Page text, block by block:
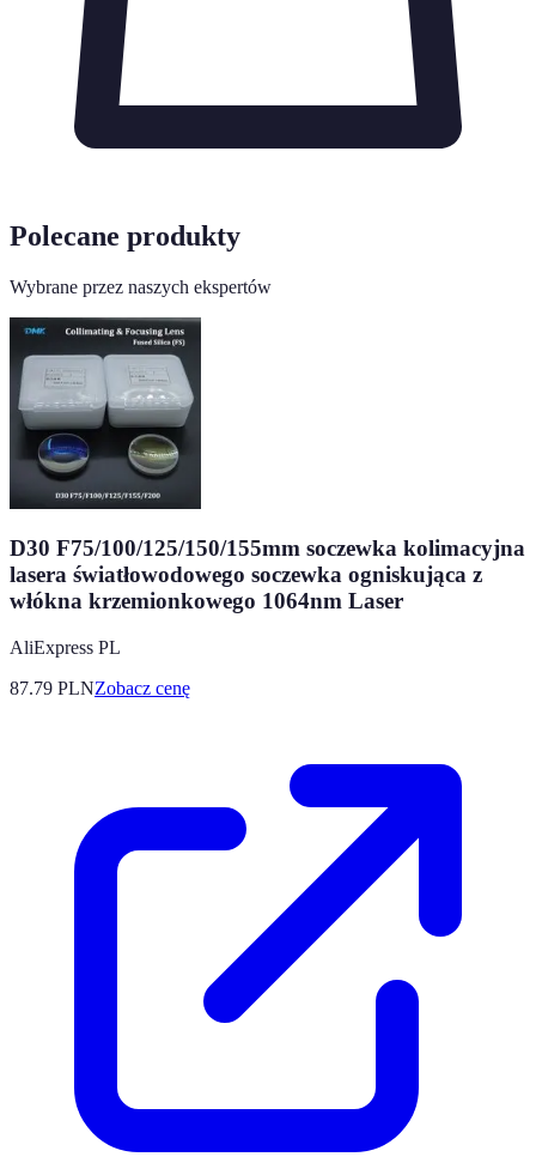
Polecane produkty
Wybrane przez naszych ekspertów
D30 F75/100/125/150/155mm soczewka kolimacyjna
lasera światłowodowego soczewka ogniskująca z
włókna krzemionkowego 1064nm Laser
AliExpress PL
87.79 PLNZobacz cenę